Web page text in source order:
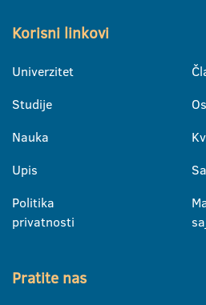
Korisni linkovi
Univerzitet
Studije
Nauka
Upis
Politika
privatnosti
Pratite nas